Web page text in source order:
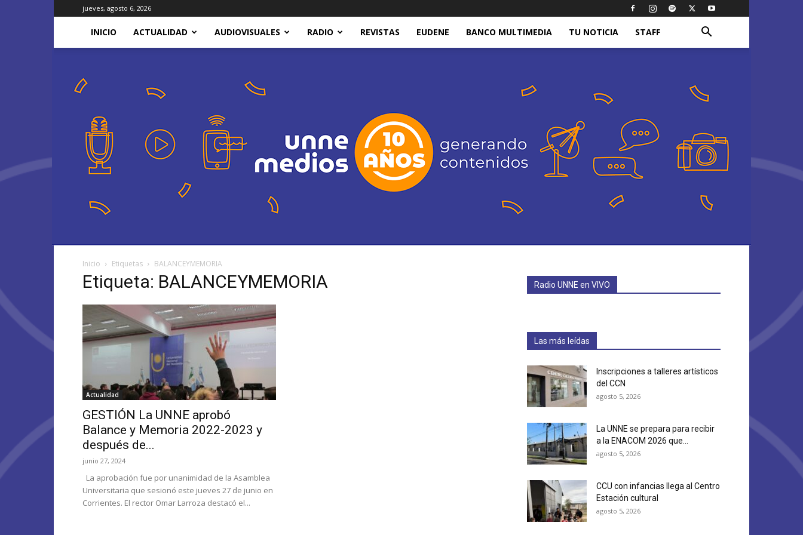
jueves, agosto 6, 2026
INICIO ACTUALIDAD AUDIOVISUALES RADIO REVISTAS EUDENE BANCO MULTIMEDIA TU NOTICIA STAFF
Inicio Etiquetas BALANCEYMEMORIA
Etiqueta: BALANCEYMEMORIA
Actualidad
GESTIÓN La UNNE aprobó
Balance y Memoria 2022-2023 y
después de...
junio 27, 2024
La aprobación fue por unanimidad de la Asamblea
Universitaria que sesionó este jueves 27 de junio en
Corrientes. El rector Omar Larroza destacó el...
Radio UNNE en VIVO
Las más leídas
Inscripciones a talleres artísticos
del CCN
agosto 5, 2026
La UNNE se prepara para recibir
a la ENACOM 2026 que...
agosto 5, 2026
CCU con infancias llega al Centro
Estación cultural
agosto 5, 2026